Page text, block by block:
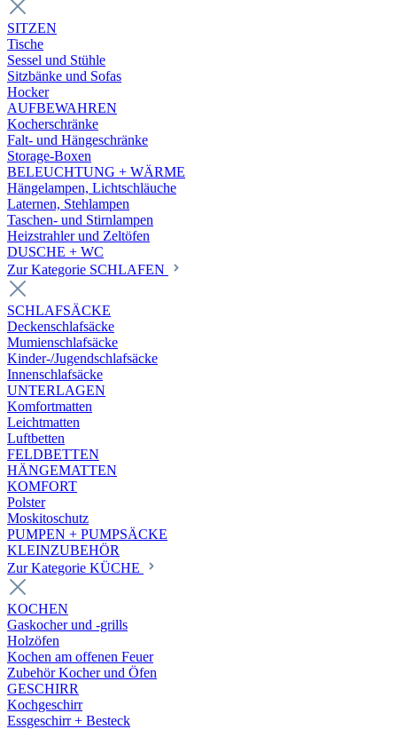
SITZEN
Tische
Sessel und Stühle
Sitzbänke und Sofas
Hocker
AUFBEWAHREN
Kocherschränke
Falt- und Hängeschränke
Storage-Boxen
BELEUCHTUNG + WÄRME
Hängelampen, Lichtschläuche
Laternen, Stehlampen
Taschen- und Stirnlampen
Heizstrahler und Zeltöfen
DUSCHE + WC
Zur Kategorie SCHLAFEN
SCHLAFSÄCKE
Deckenschlafsäcke
Mumienschlafsäcke
Kinder-/Jugendschlafsäcke
Innenschlafsäcke
UNTERLAGEN
Komfortmatten
Leichtmatten
Luftbetten
FELDBETTEN
HÄNGEMATTEN
KOMFORT
Polster
Moskitoschutz
PUMPEN + PUMPSÄCKE
KLEINZUBEHÖR
Zur Kategorie KÜCHE
KOCHEN
Gaskocher und -grills
Holzöfen
Kochen am offenen Feuer
Zubehör Kocher und Öfen
GESCHIRR
Kochgeschirr
Essgeschirr + Besteck